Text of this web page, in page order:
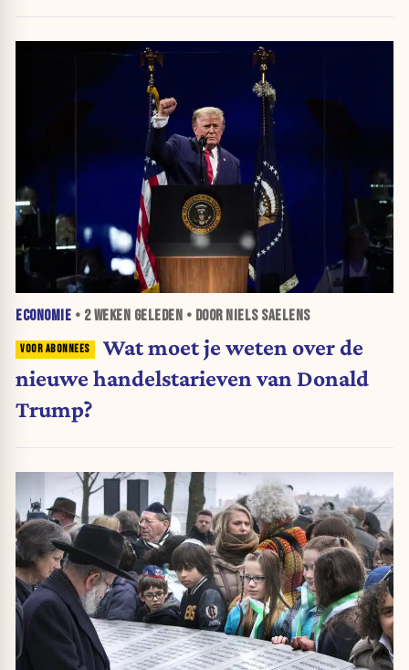
ECONOMIE • 2 WEKEN GELEDEN • DOOR NIELS SAELENS
Wat moet je weten over de
nieuwe handelstarieven van Donald
Trump?